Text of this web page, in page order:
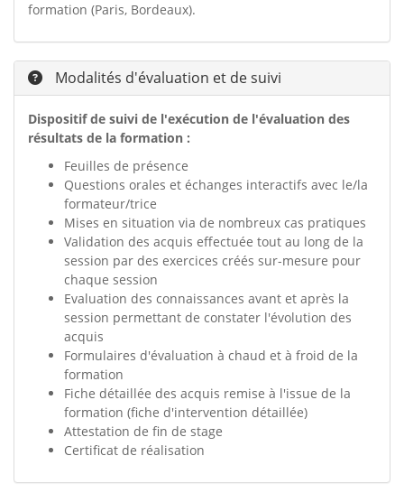
formation (Paris, Bordeaux).
Modalités d'évaluation et de suivi
Dispositif de suivi de l'exécution de l'évaluation des
résultats de la formation :
Feuilles de présence
Questions orales et échanges interactifs avec le/la
formateur/trice
Mises en situation via de nombreux cas pratiques
Validation des acquis effectuée tout au long de la
session par des exercices créés sur-mesure pour
chaque session
Evaluation des connaissances avant et après la
session permettant de constater l'évolution des
acquis
Formulaires d'évaluation à chaud et à froid de la
formation
Fiche détaillée des acquis remise à l'issue de la
formation (fiche d'intervention détaillée)
Attestation de fin de stage
Certificat de réalisation